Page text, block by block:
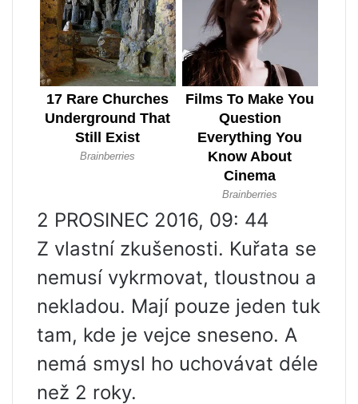
2 PROSINEC 2016, 09: 44
Z vlastní zkušenosti. Kuřata se
nemusí vykrmovat, tloustnou a
nekladou. Mají pouze jeden tuk
tam, kde je vejce sneseno. A
nemá smysl ho uchovávat déle
než 2 roky.